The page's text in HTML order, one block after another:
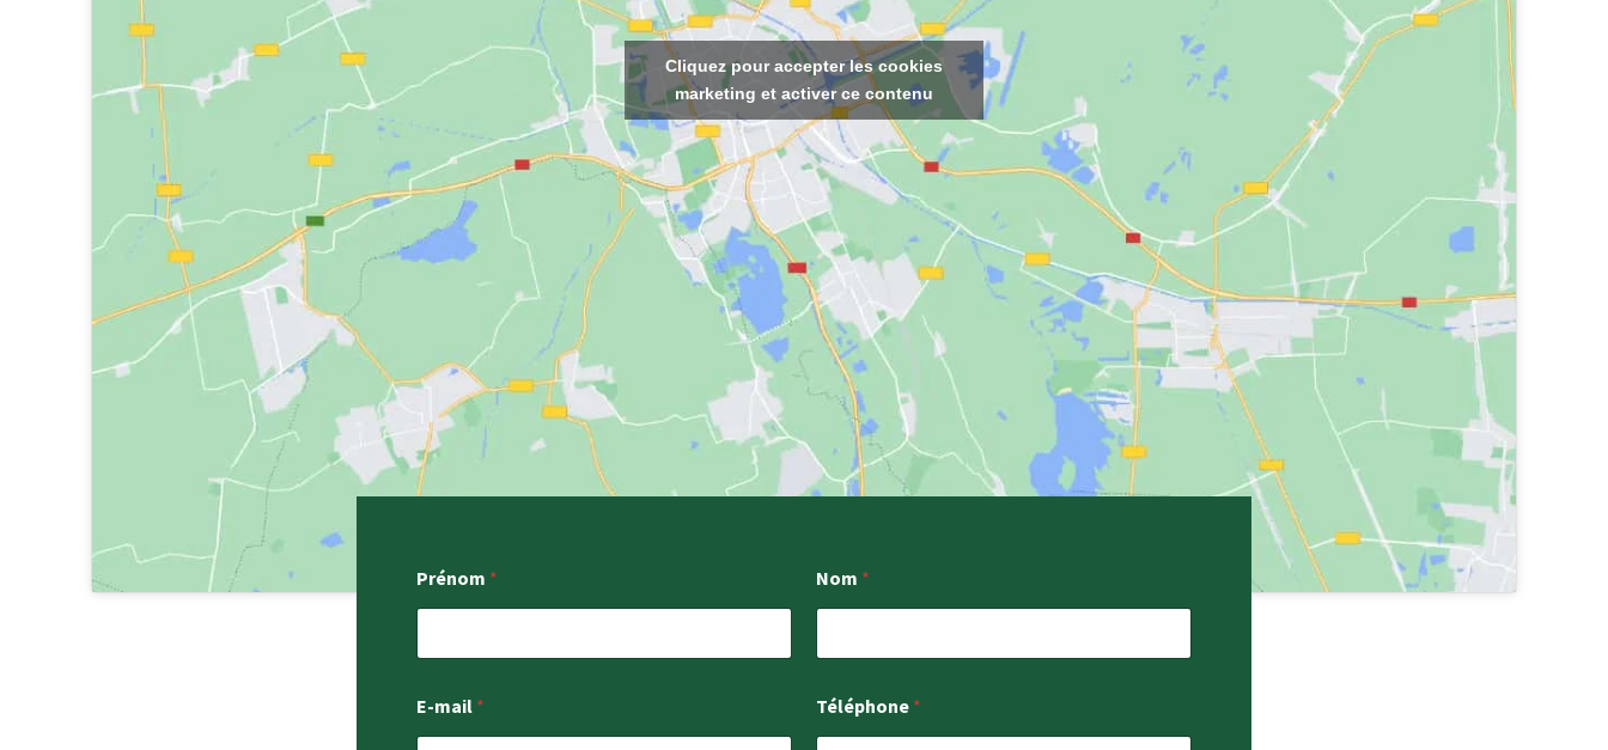
Cliquez pour accepter les cookies
marketing et activer ce contenu
Prénom * Nom *
E-mail * Téléphone *